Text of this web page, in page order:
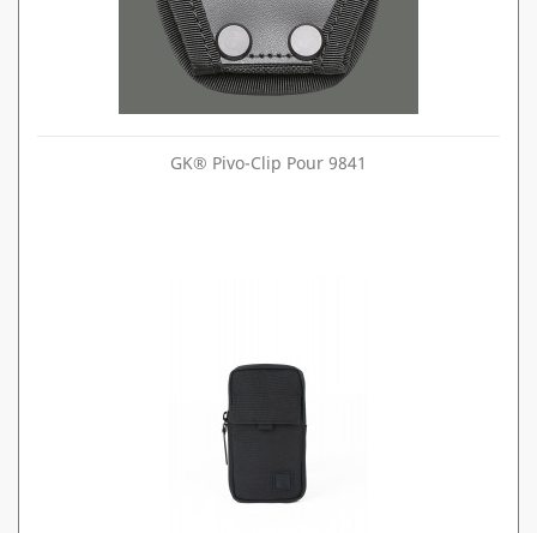
GK® Pivo-Clip Pour 9841